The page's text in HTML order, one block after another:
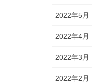
2022年5月
2022年4月
2022年3月
2022年2月